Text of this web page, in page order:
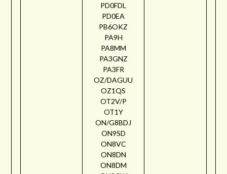
PD0FDL
PD0EA
PB6OKZ
PA9H
PA8MM
PA3GNZ
PA3FR
OZ/DAGUU
OZ1QS
OT2V/P
OT1Y
ON/G8BDJ
ON9SD
ON8VC
ON8DN
ON8DM